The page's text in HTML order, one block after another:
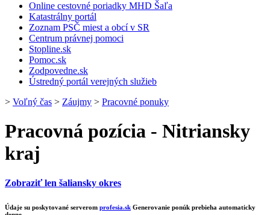
Online cestovné poriadky MHD Šaľa
Katastrálny portál
Zoznam PSČ miest a obcí v SR
Centrum právnej pomoci
Stopline.sk
Pomoc.sk
Zodpovedne.sk
Ústredný portál verejných služieb
> Voľný čas > Záujmy > Pracovné ponuky
Pracovná pozícia - Nitriansky
kraj
Zobraziť len šaliansky okres
Údaje su poskytované serverom profesia.sk Generovanie ponúk prebieha automaticky